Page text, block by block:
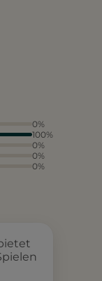
0%
100%
0%
0%
0%